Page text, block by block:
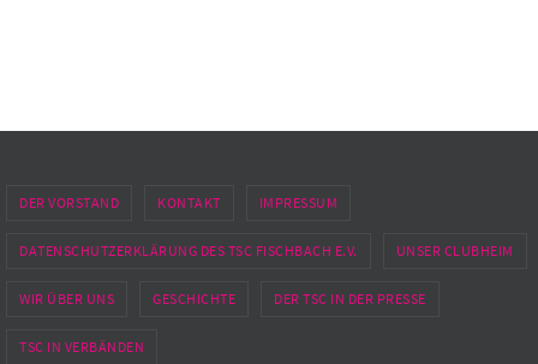
DER VORSTAND KONTAKT IMPRESSUM
DATENSCHUTZERKLÄRUNG DES TSC FISCHBACH E.V. UNSER CLUBHEIM
WIR ÜBER UNS GESCHICHTE DER TSC IN DER PRESSE
TSC IN VERBÄNDEN